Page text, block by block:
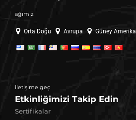
ağımız
Orta Doğu Avrupa Güney Amerika
iletişime geç
Etkinliğimizi Takip Edin
Sertifikalar